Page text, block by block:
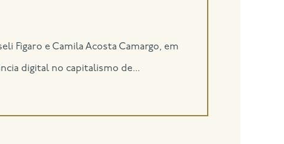
Figaro e Camila Acosta Camargo, em
digital no capitalismo de...